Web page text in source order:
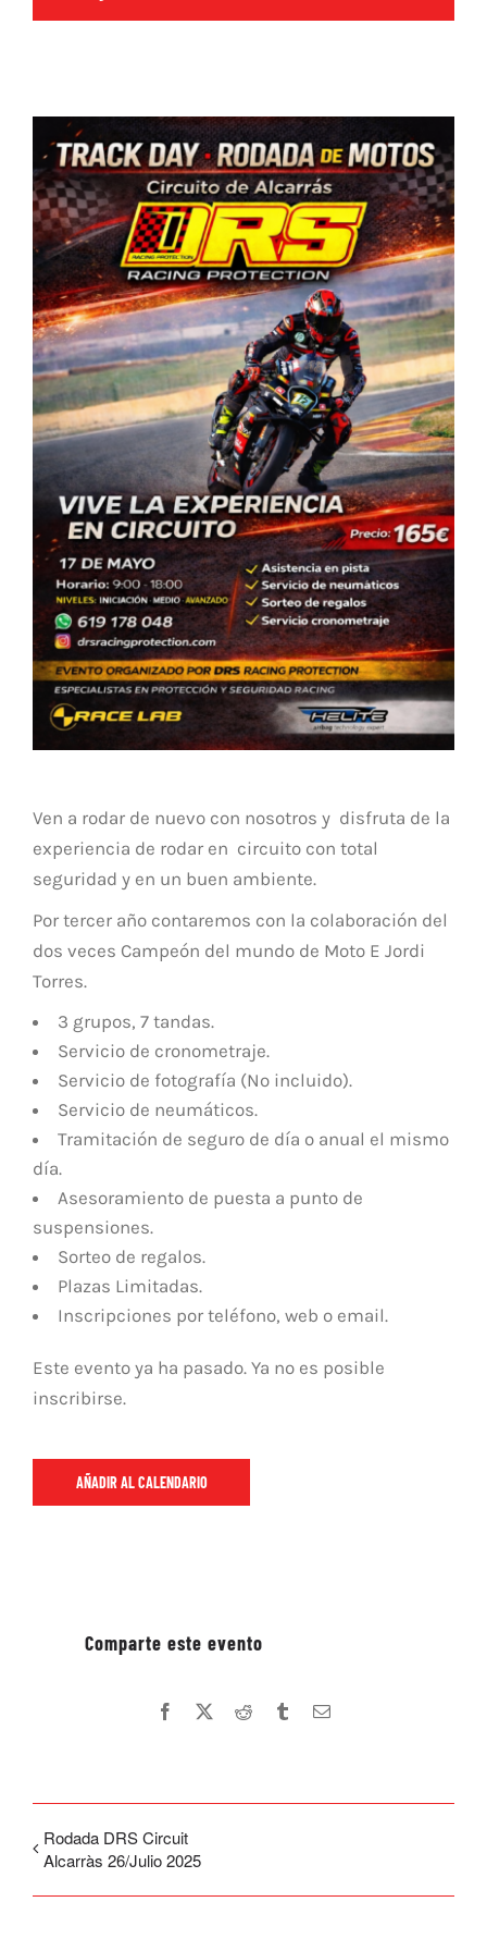
TIENDA
Ven a rodar de nuevo con nosotros y disfruta de la
experiencia de rodar en circuito con total
seguridad y en un buen ambiente.
Por tercer año contaremos con la colaboración del
dos veces Campeón del mundo de Moto E Jordi
Torres.
3 grupos, 7 tandas.
Servicio de cronometraje.
Servicio de fotografía (No incluido).
Servicio de neumáticos.
Tramitación de seguro de día o anual el mismo
día.
Asesoramiento de puesta a punto de
suspensiones.
Sorteo de regalos.
Plazas Limitadas.
Inscripciones por teléfono, web o email.
Este evento ya ha pasado. Ya no es posible
inscribirse.
AÑADIR AL CALENDARIO
Facebook Reddit TumblrEmail
Rodada DRS Circuit
Alcarràs 26/Julio 2025